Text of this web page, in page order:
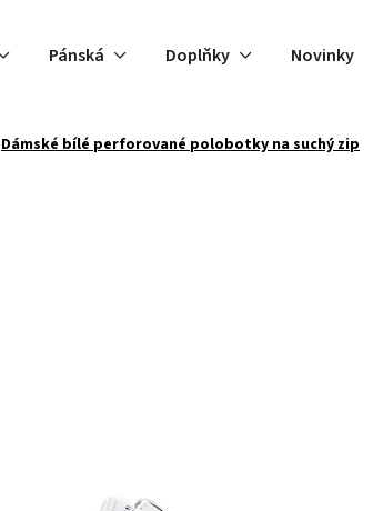
Pánská Doplňky Novinky
Dámské bílé perforované polobotky na suchý zip